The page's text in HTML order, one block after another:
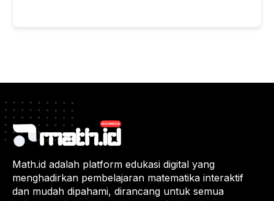
Math.id adalah platform edukasi digital yang
menghadirkan pembelajaran matematika interaktif
dan mudah dipahami, dirancang untuk semua